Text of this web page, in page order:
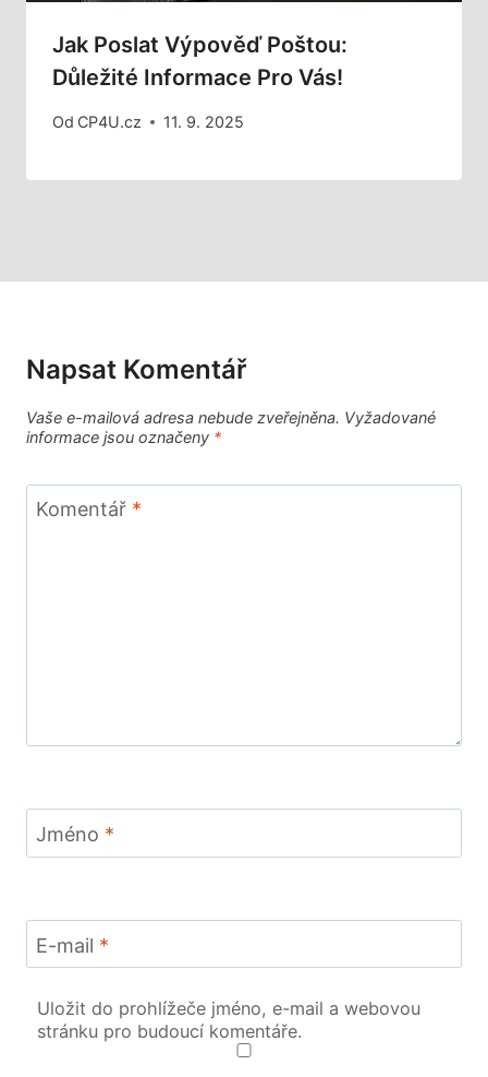
Jak Poslat Výpověď Poštou:
Důležité Informace Pro Vás!
Od CP4U.cz 11. 9. 2025
Napsat Komentář
Vaše e-mailová adresa nebude zveřejněna. Vyžadované
informace jsou označeny *
Komentář *
Jméno *
E-mail *
Uložit do prohlížeče jméno, e-mail a webovou
stránku pro budoucí komentáře.